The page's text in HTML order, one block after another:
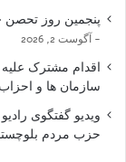
پنجمین روز تحصن
آگوست 2, 2026
اقدام مشترک
سازمان ها و
ویدیو گفتگوی
حزب مردم